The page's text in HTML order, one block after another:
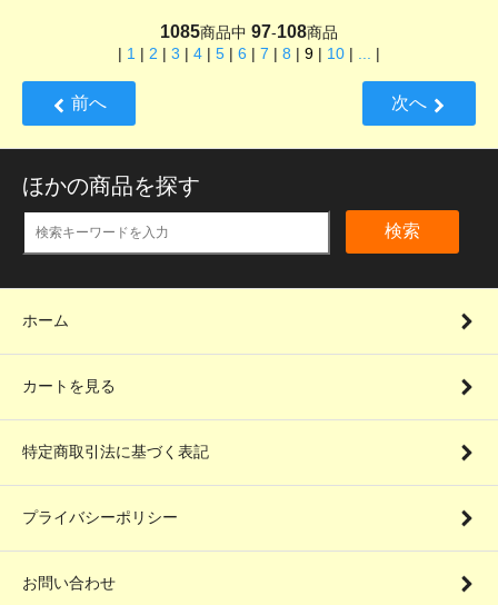
1085商品中 97-108商品
| 1 | 2 | 3 | 4 | 5 | 6 | 7 | 8 | 9 | 10 | ... |
前へ 次へ
ほかの商品を探す
検索
ホーム
カートを見る
特定商取引法に基づく表記
プライバシーポリシー
お問い合わせ